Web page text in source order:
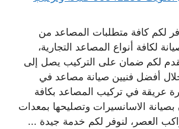
لكم كافة متطلبات المصاعد من
لكافة أنواع المصاعد التجارية،
لكم ضمان على التركيب يصل إلى
أفضل فنيين صيانة مصاعد في
عريقة في تركيب المصاعد بكافة
بصيانة الاسانسيرات وتصليحها بمعدات
العصر، لنوفر لكم خدمة جيدة ...